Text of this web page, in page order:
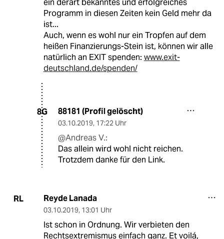
ein derart bekanntes und erfolgreiches
Programm in diesen Zeiten kein Geld mehr da
ist...
Auch, wenn es wohl nur ein Tropfen auf dem
heißen Finanzierungs-Stein ist, können wir alle
natürlich an EXIT spenden: www.exit-
deutschland.de/spenden/
8G 88181 (Profil gelöscht)
03.10.2019, 17:22 Uhr
@Andreas V.:
Das allein wird wohl nicht reichen.
Trotzdem danke für den Link.
RL Reyde Lanada
03.10.2019, 13:01 Uhr
Ist schon in Ordnung. Wir verbieten den
Rechtsextremismus einfach ganz. Et voilá,